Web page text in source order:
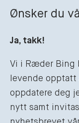
Ønsker du
Ja, takk!
Vi i Ræder Bing
levende opptatt
oppdatere deg
nytt samt